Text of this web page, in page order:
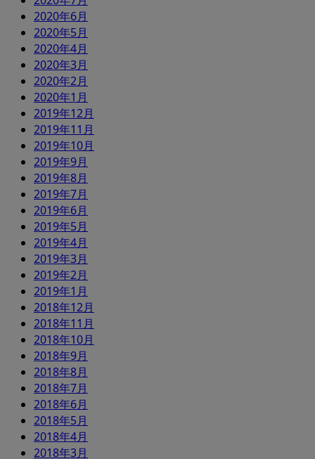
2020年6月
2020年5月
2020年4月
2020年3月
2020年2月
2020年1月
2019年12月
2019年11月
2019年10月
2019年9月
2019年8月
2019年7月
2019年6月
2019年5月
2019年4月
2019年3月
2019年2月
2019年1月
2018年12月
2018年11月
2018年10月
2018年9月
2018年8月
2018年7月
2018年6月
2018年5月
2018年4月
2018年3月